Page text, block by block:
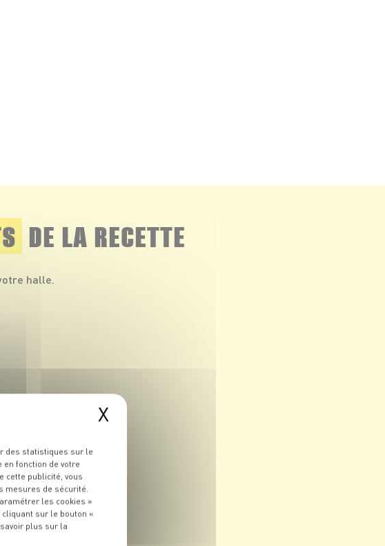
DE LA RECETTE
halle.
X
des statistiques sur le
fonction de votre
cette publicité, vous
mesures de sécurité.
les cookies »
sur le bouton «
plus sur la